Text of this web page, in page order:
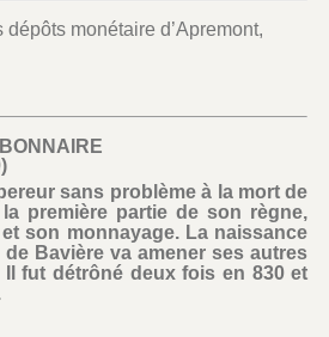
monétaire d’Apremont,
sans problème à la mort de
première partie de son règne,
son monnayage. La naissance
Bavière va amener ses autres
fut détrôné deux fois en 830 et